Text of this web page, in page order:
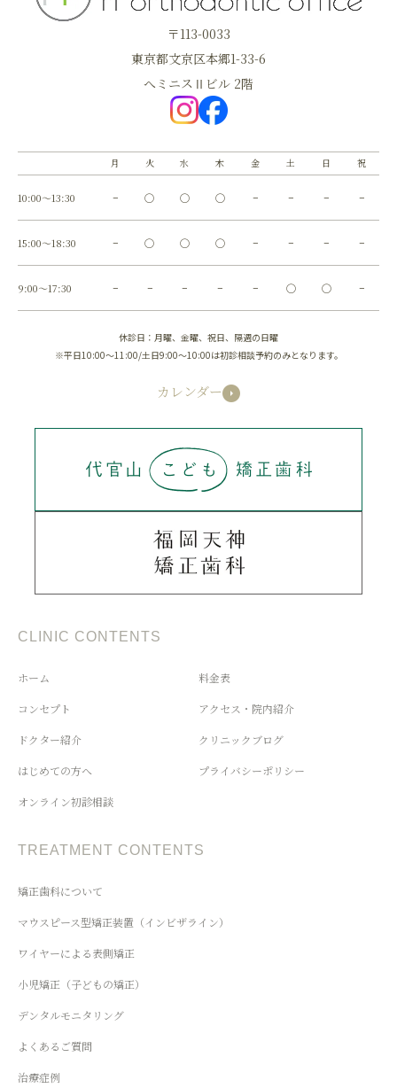
〒113-0033
東京都文京区本郷1-33-6
へミニスⅡビル 2階
月 火 水 木 金 土 日 祝
10:00～13:30 − ◯ ◯ ◯ − − − −
15:00～18:30 − ◯ ◯ ◯ − − − −
9:00～17:30 − − − − − ◯ ◯ −
休診日：月曜、金曜、祝日、隔週の日曜
※平日10:00～11:00/土日9:00～10:00は初診相談予約のみとなります。
カレンダー
CLINIC CONTENTS
ホーム
コンセプト
ドクター紹介
はじめての方へ
オンライン初診相談
料金表
アクセス・院内紹介
クリニックブログ
プライバシーポリシー
TREATMENT CONTENTS
矯正歯科について
マウスピース型矯正装置（インビザライン）
ワイヤーによる表側矯正
小児矯正（子どもの矯正）
デンタルモニタリング
よくあるご質問
治療症例